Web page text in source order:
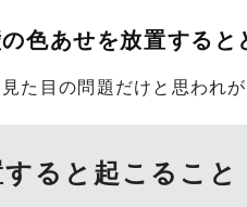
色あせを放置すると
た目の問題だけと思われ
ると起こること